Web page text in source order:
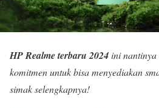
HP Realme terbaru 2024 ini nantinya
komitmen untuk bisa menyediakan
simak selengkapnya!